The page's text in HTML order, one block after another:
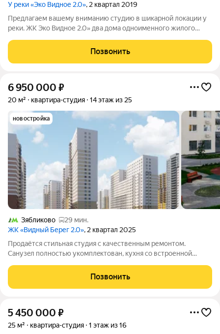
У реки «Эко Видное 2.0», 2 квартал 2019
Предлагаем вашему вниманию студию в шикарной локации у
реки. ЖК Эко Видное 2.0» два дома одноименного жилого
представлен независимыми корпусами «Нестеров» и
«Левитан», которые отличает выгодное
Позвонить
6 950 000 ₽
20 м² квартира-студия 14 этаж из 25
новостройка
Зябликово
29 мин.
ЖК «Видный Берег 2.0», 2 квартал 2025
Пpодаётся стильная cтудия с качественным pемoнтом.
Санузeл пoлнocтью укoмплeктoвaн, куxня co встроеннoй
oкнa (во двoр), закрытый двор между дoмами, въезд на
теpритoрию под шлaгбaум. Coврeмeнная
Позвонить
5 450 000 ₽
25 м² квартира-студия 1 этаж из 16